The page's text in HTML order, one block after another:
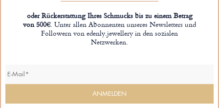
oder Rückerstattung Ihres Schmucks bis zu einem Betrag
von 500€. Unter allen Abonnenten unseres Newsletters und
Followern von edenly.jewellery in den sozialen
Netzwerken.